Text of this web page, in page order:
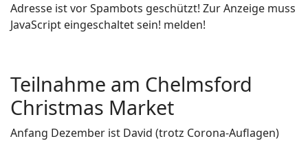
Adresse ist vor Spambots geschützt! Zur Anzeige muss
JavaScript eingeschaltet sein! melden!
Teilnahme am Chelmsford
Christmas Market
Anfang Dezember ist David (trotz Corona-Auflagen)